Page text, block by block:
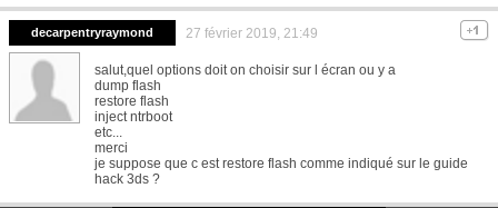
decarpentryraymond 27 février 2019, 21:49
salut,quel options doit on choisir sur l écran ou y a
dump flash
restore flash
inject ntrboot
etc...
merci
je suppose que c est restore flash comme indiqué sur le guide
hack 3ds ?